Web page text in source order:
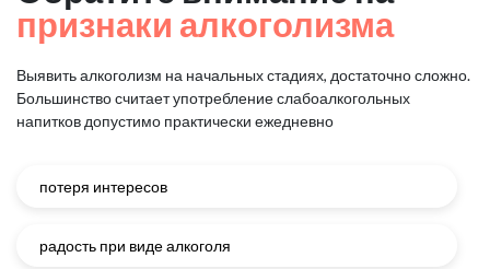
признаки алкоголизма
Выявить алкоголизм на начальных стадиях, достаточно сложно.
Большинство считает употребление слабоалкогольных
напитков допустимо практически ежедневно
потеря интересов
радость при виде алкоголя